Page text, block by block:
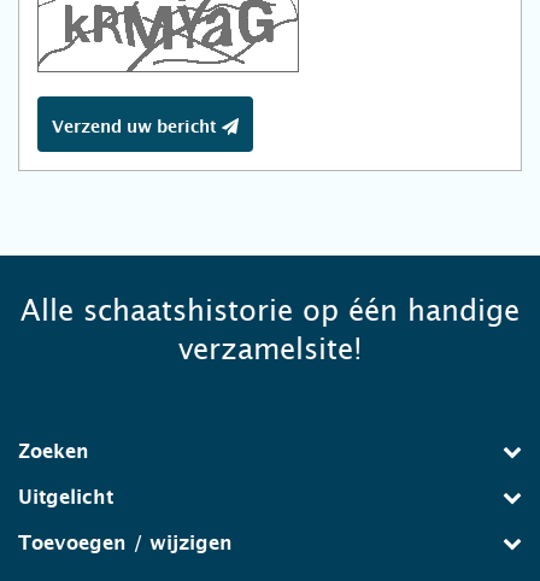
Verzend uw bericht
Alle schaatshistorie op één handige
verzamelsite!
Zoeken
Uitgelicht
Toevoegen / wijzigen